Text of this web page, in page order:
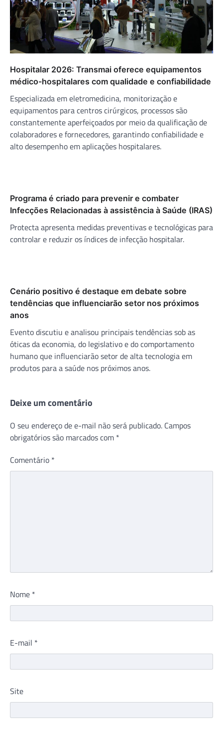
Hospitalar 2026: Transmai oferece equipamentos
médico-hospitalares com qualidade e confiabilidade
Especializada em eletromedicina, monitorização e
equipamentos para centros cirúrgicos, processos são
constantemente aperfeiçoados por meio da qualificação de
colaboradores e fornecedores, garantindo confiabilidade e
alto desempenho em aplicações hospitalares.
Programa é criado para prevenir e combater
Infecções Relacionadas à assistência à Saúde (IRAS)
Protecta apresenta medidas preventivas e tecnológicas para
controlar e reduzir os índices de infecção hospitalar.
Cenário positivo é destaque em debate sobre
tendências que influenciarão setor nos próximos
anos
Evento discutiu e analisou principais tendências sob as
óticas da economia, do legislativo e do comportamento
humano que influenciarão setor de alta tecnologia em
produtos para a saúde nos próximos anos.
Deixe um comentário
O seu endereço de e-mail não será publicado. Campos
obrigatórios são marcados com *
Comentário *
Nome *
E-mail *
Site